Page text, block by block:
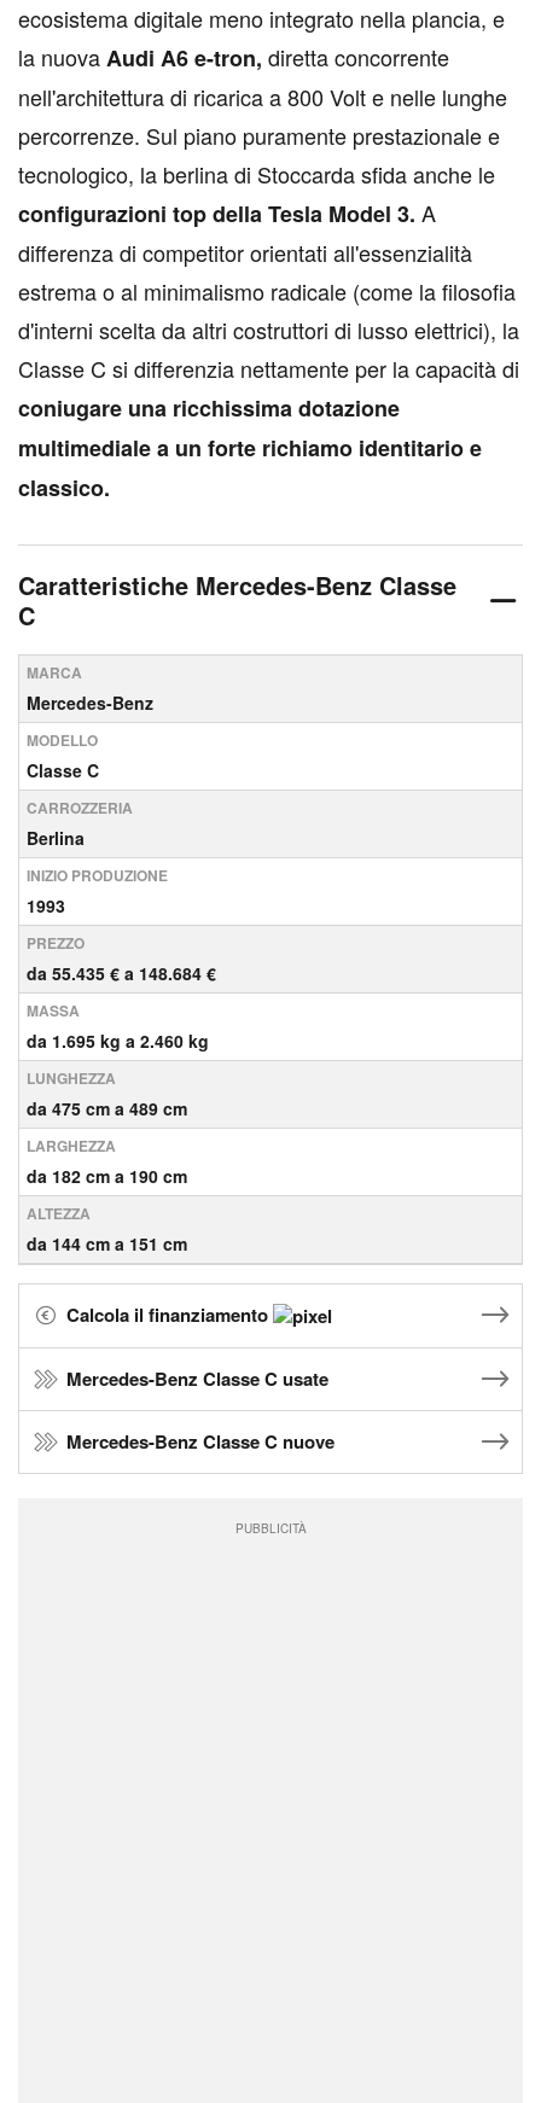
ecosistema digitale meno integrato nella plancia, e
la nuovaAudi A6 e-tron, diretta concorrente
nell'architettura di ricarica a 800 Volt e nelle lunghe
percorrenze. Sul piano puramente prestazionale e
tecnologico, la berlina di Stoccarda sfida anche le
configurazioni top della Tesla Model 3. A
differenza di competitor orientati all'essenzialità
estrema o al minimalismo radicale (come la filosofia
d'interni scelta da altri costruttori di lusso elettrici), la
Classe C si differenzia nettamente per la capacità di
coniugare una ricchissima dotazione
multimediale a un forte richiamo identitario e
classico.
Caratteristiche Mercedes-Benz Classe
C
MARCA
Mercedes-Benz
MODELLO
Classe C
CARROZZERIA
Berlina
INIZIO PRODUZIONE
1993
PREZZO
da 55.435 € a 148.684 €
MASSA
da 1.695 kg a 2.460 kg
LUNGHEZZA
da 475 cm a 489 cm
LARGHEZZA
da 182 cm a 190 cm
ALTEZZA
da 144 cm a 151 cm
Calcola il finanziamento
Mercedes-Benz Classe C usate
Mercedes-Benz Classe C nuove
PUBBLICITÀ